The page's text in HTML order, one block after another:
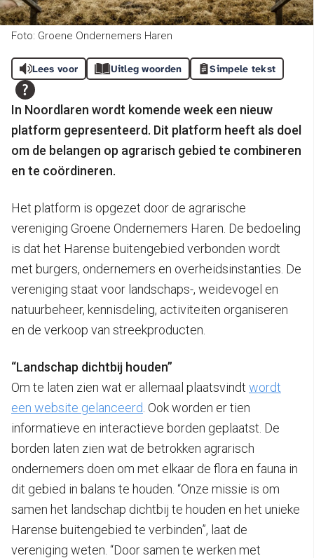
Foto: Groene Ondernemers Haren
Lees voor Uitleg woorden Simpele tekst
In Noordlaren wordt komende week een nieuw
platform gepresenteerd. Dit platform heeft als doel
om de belangen op agrarisch gebied te combineren
en te coördineren.
Het platform is opgezet door de agrarische
vereniging Groene Ondernemers Haren. De bedoeling
is dat het Harense buitengebied verbonden wordt
met burgers, ondernemers en overheidsinstanties. De
vereniging staat voor landschaps-, weidevogel en
natuurbeheer, kennisdeling, activiteiten organiseren
en de verkoop van streekproducten.
“Landschap dichtbij houden”
Om te laten zien wat er allemaal plaatsvindt wordt
een website gelanceerd. Ook worden er tien
informatieve en interactieve borden geplaatst. De
borden laten zien wat de betrokken agrarisch
ondernemers doen om met elkaar de flora en fauna in
dit gebied in balans te houden. “Onze missie is om
samen het landschap dichtbij te houden en het unieke
Harense buitengebied te verbinden”, laat de
vereniging weten. “Door samen te werken met